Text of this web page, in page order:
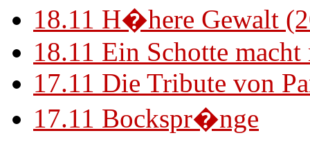
18.11 H�here Gewalt
18.11 Ein Schotte
17.11 Die Tribute von
17.11 Bockspr�nge